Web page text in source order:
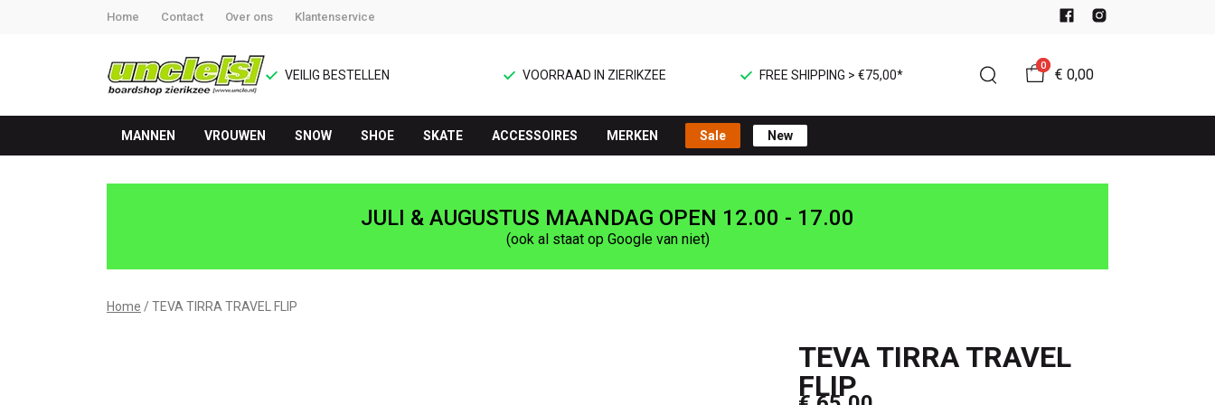
Home Contact Over ons Klantenservice
VEILIG BESTELLEN VOORRAAD IN ZIERIKZEE FREE SHIPPING > €75,00*
0
€ 0,00
MANNEN VROUWEN SNOW SHOE SKATE ACCESSOIRES MERKEN Sale New
TRAVEL
JULI & AUGUSTUS MAANDAG OPEN 12.00 - 17.00
(ook al staat op Google van niet)
Home TEVA TIRRA TRAVEL FLIP
TEVA TIRRA TRAVEL
FLIP